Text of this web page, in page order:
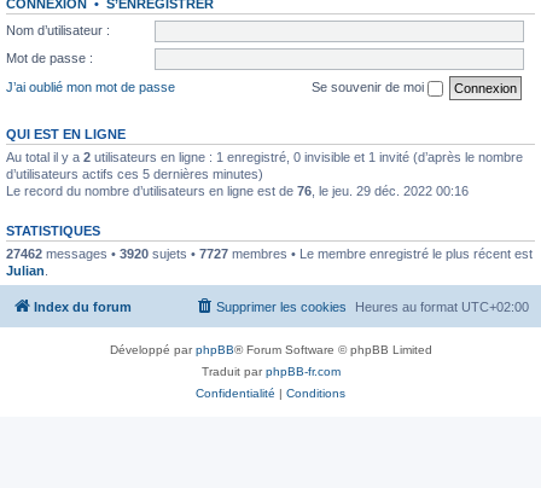
CONNEXION • S’ENREGISTRER
Nom d’utilisateur :
Mot de passe :
J’ai oublié mon mot de passe
Se souvenir de moi
QUI EST EN LIGNE
Au total il y a 2 utilisateurs en ligne : 1 enregistré, 0 invisible et 1 invité (d’après le nombre
d’utilisateurs actifs ces 5 dernières minutes)
Le record du nombre d’utilisateurs en ligne est de 76 , le jeu. 29 déc. 2022 00:16
STATISTIQUES
27462 messages • 3920 sujets • 7727 membres • Le membre enregistré le plus récent est
Julian
Index du forum Heures au format UTC+02:00
Supprimer les cookies
Développé parphpBB® Forum Software © phpBB Limited
Traduit parphpBB-fr.com
Confidentialité | Conditions